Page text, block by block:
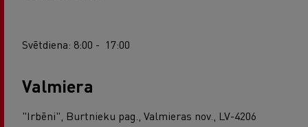
Svētdiena: 8:00 - 17:00
Valmiera
"Irbēni", Burtnieku pag., Valmieras nov., LV-4206